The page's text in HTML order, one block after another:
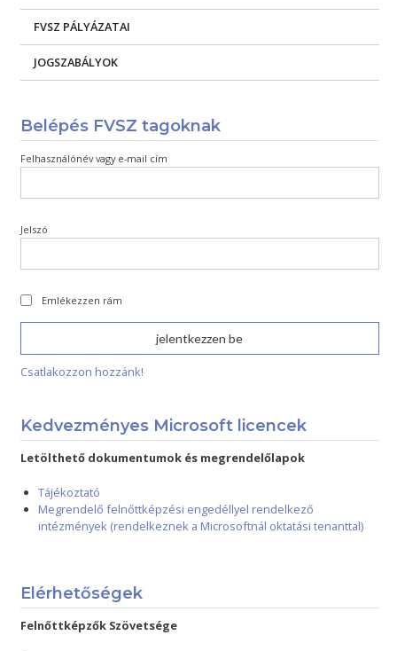
FVSZ PÁLYÁZATAI
JOGSZABÁLYOK
Belépés FVSZ tagoknak
Felhasználónév vagy e-mail cím
Jelszó
Emlékezzen rám
Csatlakozzon hozzánk!
Kedvezményes Microsoft licencek
Letölthető dokumentumok és megrendelőlapok
Tájékoztató
Megrendelő felnőttképzési engedéllyel rendelkező
intézmények (rendelkeznek a Microsoftnál oktatási tenanttal)
Elérhetőségek
Felnőttképzők Szövetsége